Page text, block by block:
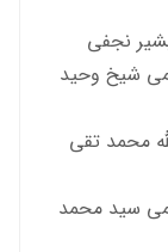
نجفي
شيخ وحيد
محمد تقي
سید محمد